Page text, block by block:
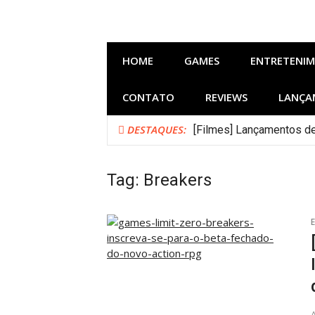
HOME GAMES
CONTATO REVIEWS
DESTAQUES: [Filmes] Lançamentos
Tag: Breakers